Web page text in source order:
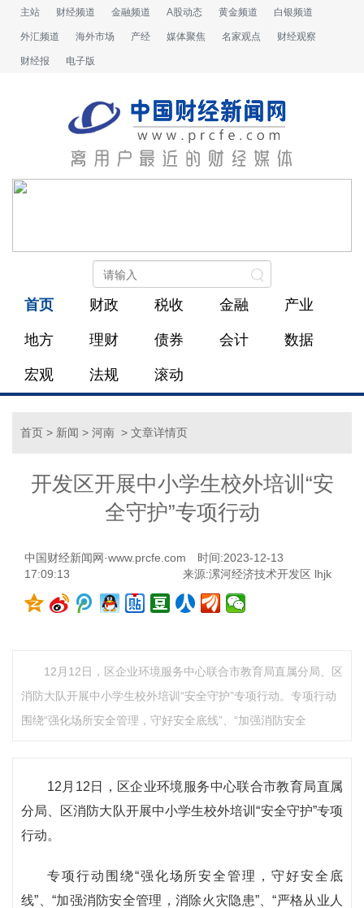
主站 财经频道 金融频道 A股动态 黄金频道 白银频道
外汇频道 海外市场 产经 媒体聚焦 名家观点 财经观察
财经报 电子版
首页 财政 税收 金融 产业
地方 理财 债券 会计 数据
宏观 法规 滚动
首页 > 新闻 > 河南 > 文章详情页
开发区开展中小学生校外培训“安
全守护”专项行动
中国财经新闻网·www.prcfe.com
时间:2023-12-13
17:09:13
来源:漯河经济技术开发区 lhjk
12月12日，区企业环境服务中心联合市教育局直属分局、区
消防大队开展中小学生校外培训“安全守护”专项行动。专项行动
围绕“强化场所安全管理，守好安全底线”、“加强消防安全
12月12日，区企业环境服务中心联合市教育局直属
分局、区消防大队开展中小学生校外培训“安全守护”专项
行动。
专项行动围绕“强化场所安全管理，守好安全底
线”、“加强消防安全管理，消除火灾隐患”、“严格从业人